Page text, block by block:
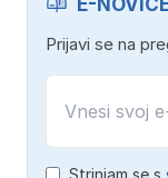
Prijavi se na
Strinjam se s